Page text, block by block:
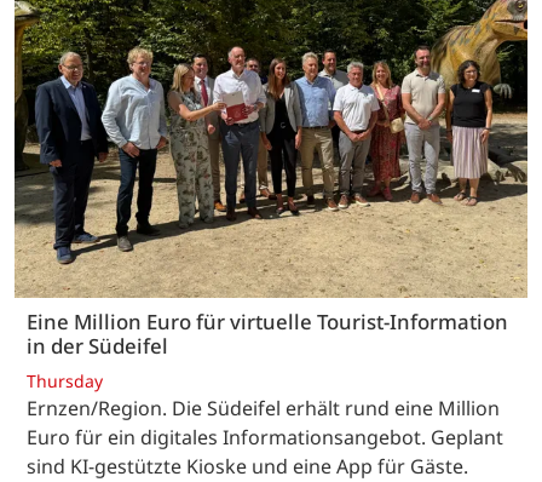
Eine Million Euro für virtuelle Tourist-Information
in der Südeifel
Thursday
Ernzen/Region. Die Südeifel erhält rund eine Million
Euro für ein digitales Informationsangebot. Geplant
sind KI-gestützte Kioske und eine App für Gäste.